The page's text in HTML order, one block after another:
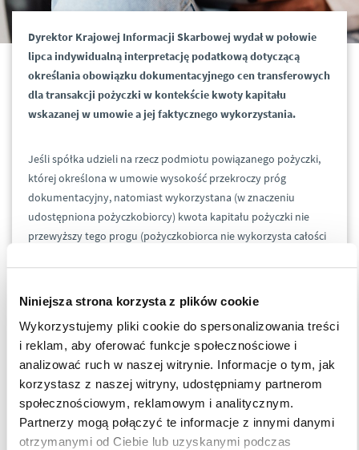
Niniejsza strona korzysta z plików cookie
Wykorzystujemy pliki cookie do spersonalizowania treści
i reklam, aby oferować funkcje społecznościowe i
analizować ruch w naszej witrynie. Informacje o tym, jak
korzystasz z naszej witryny, udostępniamy partnerom
społecznościowym, reklamowym i analitycznym.
Partnerzy mogą połączyć te informacje z innymi danymi
otrzymanymi od Ciebie lub uzyskanymi podczas
Dyrektor Krajowej Informacji Skarbowej wydał w połowie
lipca indywidualną interpretację podatkową dotyczącą
określania obowiązku dokumentacyjnego cen transferowych
dla transakcji pożyczki w kontekście kwoty kapitału
wskazanej w umowie a jej faktycznego wykorzystania.
Jeśli spółka udzieli na rzecz podmiotu powiązanego pożyczki,
której określona w umowie wysokość przekroczy próg
dokumentacyjny, natomiast wykorzystana (w znaczeniu
udostępniona pożyczkobiorcy) kwota kapitału pożyczki nie
przewyższy tego progu (pożyczkobiorca nie wykorzysta całości
wykorzystaną wartość kapitału pożyczki.
O szczegółach interpretacji można przeczytać w artykule dla
portalu Infor.pl:
Pożyczka a ceny transferowe. Wartość transakcji to wartość
wykorzystanego kapitału